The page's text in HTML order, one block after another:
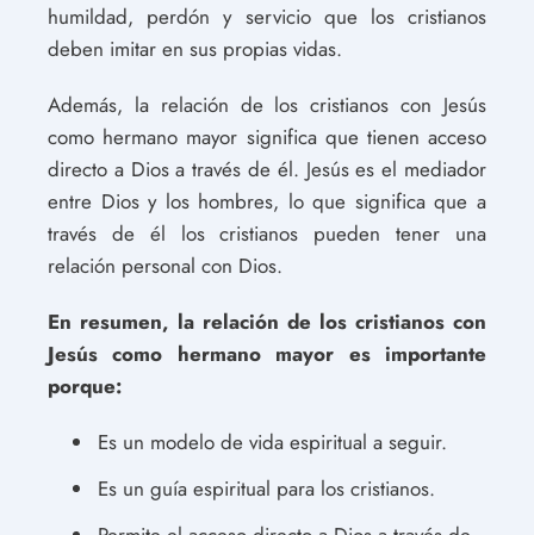
humildad, perdón y servicio que los cristianos
deben imitar en sus propias vidas.
Además, la relación de los cristianos con Jesús
como hermano mayor significa que tienen acceso
directo a Dios a través de él. Jesús es el mediador
entre Dios y los hombres, lo que significa que a
través de él los cristianos pueden tener una
relación personal con Dios.
En resumen, la relación de los cristianos con
Jesús como hermano mayor es importante
porque:
Es un modelo de vida espiritual a seguir.
Es un guía espiritual para los cristianos.